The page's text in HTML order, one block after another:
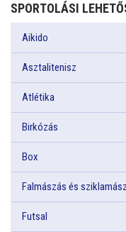
SPORTOLÁSI
Aikido
Asztalitenisz
Atlétika
Birkózás
Box
Falmászás és
Futsal